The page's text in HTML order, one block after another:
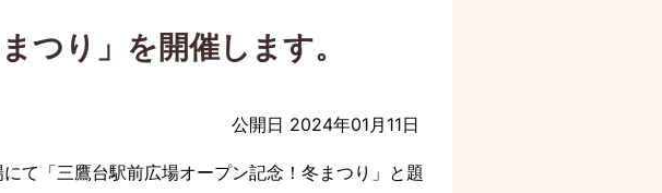
つり」を開催します。
公開日 2024年01月11日
て「三鷹台駅前広場オープン記念！冬まつり」と題